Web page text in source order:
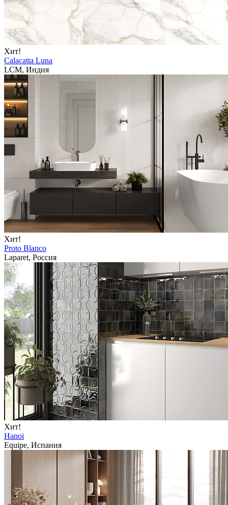
Хит!
Calacatta Luna
LCM, Индия
Хит!
Proto Blanco
Laparet, Россия
Хит!
Hanoi
Equipe, Испания